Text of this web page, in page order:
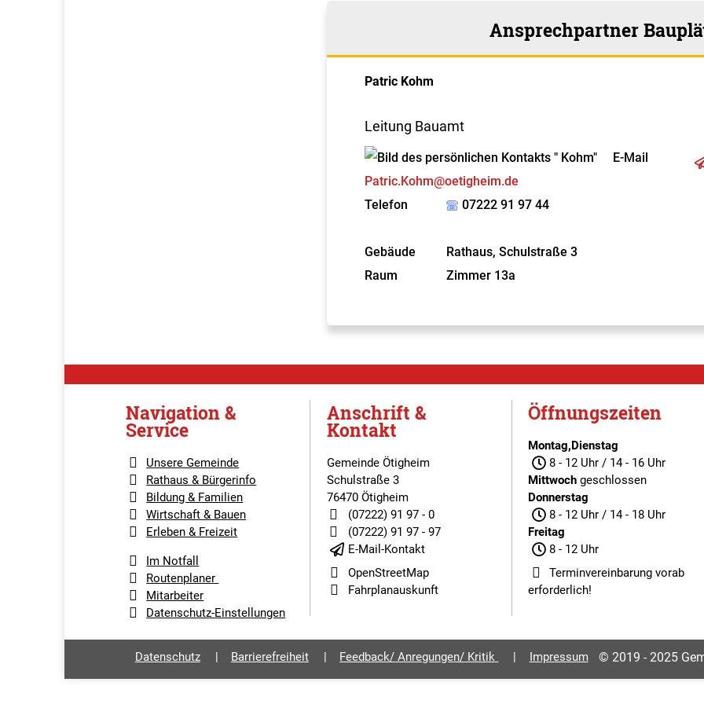
Ansprechpartner
Patric Kohm
Leitung Bauamt
E-Mail
Patric.Kohm@oetigheim.de
Telefon
07222 91 97 44
Gebäude
Rathaus, Schulstraße 3
Raum
Zimmer 13a
Navigation &
Service
Unsere Gemeinde
Rathaus & Bürgerinfo
Bildung & Familien
Wirtschaft & Bauen
Erleben & Freizeit
Im Notfall
Routenplaner
Mitarbeiter
Datenschutz-Einstellungen
Anschrift &
Kontakt
Gemeinde Ötigheim
Schulstraße 3
76470 Ötigheim
(07222) 91 97 - 0
(07222) 91 97 - 97
E-Mail-Kontakt
OpenStreetMap
Fahrplanauskunft
Öffnungszeiten
Montag,Dienstag
8 - 12 Uhr / 14 - 16 Uhr
Mittwoch geschlossen
Donnerstag
8 - 12 Uhr / 14 - 18 Uhr
Freitag
8 - 12 Uhr
Terminvereinbarungvorab
erforderlich!
Datenschutz Barrierefreiheit Feedback/ Anregungen/ Kritik Impressum © 2019 - 2025